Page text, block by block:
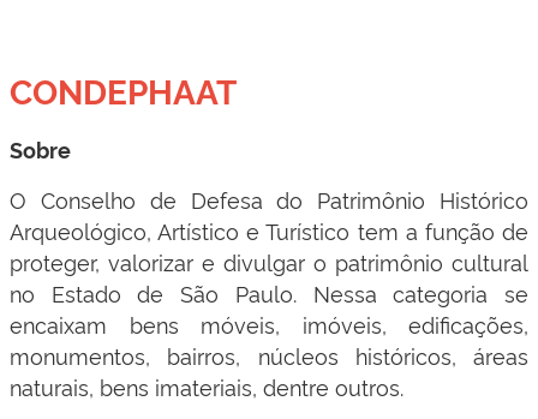
CONDEPHAAT
Sobre
O Conselho de Defesa do Patrimônio Histórico
Arqueológico, Artístico e Turístico tem a função de
proteger, valorizar e divulgar o patrimônio cultural
no Estado de São Paulo. Nessa categoria se
encaixam bens móveis, imóveis, edificações,
monumentos, bairros, núcleos históricos, áreas
naturais, bens imateriais, dentre outros.